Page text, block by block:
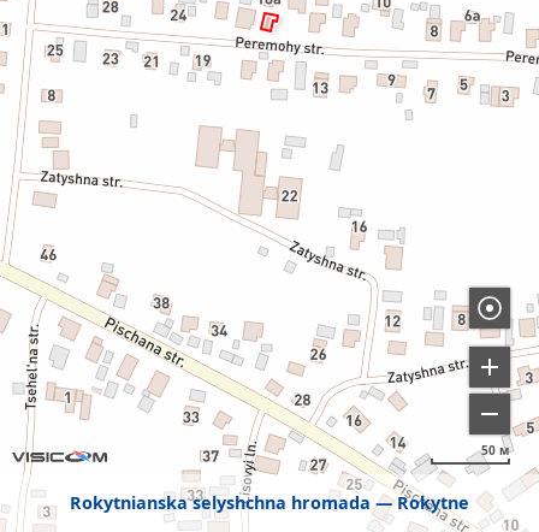
Rokytnianska selyshchna hromada Rokytne
50 м